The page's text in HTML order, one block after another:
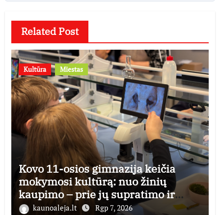
Related Post
Kultūra Miestas
Kovo 11-osios gimnazija keičia
mokymosi kultūrą: nuo žinių
kaupimo – prie jų supratimo ir
taikymo
kaunoaleja.lt Rgp 7, 2026